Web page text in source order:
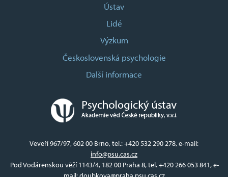
Ústav
Lidé
Výzkum
Československá psychologie
Další informace
Veveří 967/97, 602 00 Brno, tel.: +420 532 290 278, e-mail:
info@psu.cas.cz
Pod Vodárenskou věží 1143/4, 182 00 Praha 8, tel. +420 266 053 841, e-